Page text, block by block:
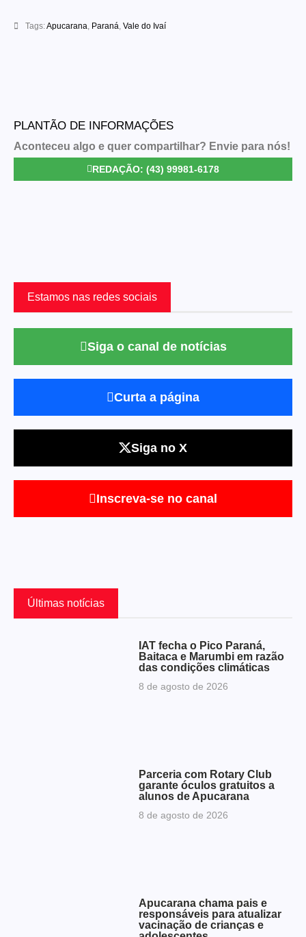
Tags:Apucarana Paraná Vale do Ivaí
PLANTÃO DE INFORMAÇÕES
Aconteceu algo e quer compartilhar? Envie para nós!
REDAÇÃO: (43) 99981-6178
Estamos nas redes sociais
Siga o canal de notícias
Curta a página
Siga no X
Inscreva-se no canal
Últimas notícias
IAT fecha o Pico Paraná,
Baitaca e Marumbi em razão
das condições climáticas
8 de agosto de 2026
Parceria com Rotary Club
garante óculos gratuitos a
alunos de Apucarana
8 de agosto de 2026
Apucarana chama pais e
responsáveis para atualizar
vacinação de crianças e